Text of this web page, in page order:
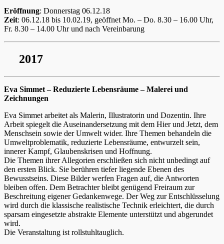
Eröffnung: Donnerstag 06.12.18
Zeit: 06.12.18 bis 10.02.19, geöffnet Mo. – Do. 8.30 – 16.00 Uhr,
Fr. 8.30 – 14.00 Uhr und nach Vereinbarung
2017
Eva Simmet – Reduzierte Lebensräume – Malerei und
Zeichnungen
Eva Simmet arbeitet als Malerin, Illustratorin und Dozentin. Ihre
Arbeit spiegelt die Auseinandersetzung mit dem Hier und Jetzt, dem
Menschsein sowie der Umwelt wider. Ihre Themen behandeln die
Umweltproblematik, reduzierte Lebensräume, entwurzelt sein,
innerer Kampf, Glaubenskrisen und Hoffnung.
Die Themen ihrer Allegorien erschließen sich nicht unbedingt auf
den ersten Blick. Sie berühren tiefer liegende Ebenen des
Bewusstseins. Diese Bilder werfen Fragen auf, die Antworten
bleiben offen. Dem Betrachter bleibt genügend Freiraum zur
Beschreitung eigener Gedankenwege. Der Weg zur Entschlüsselung
wird durch die klassische realistische Technik erleichtert, die durch
sparsam eingesetzte abstrakte Elemente unterstützt und abgerundet
wird.
Die Veranstaltung ist rollstuhltauglich.